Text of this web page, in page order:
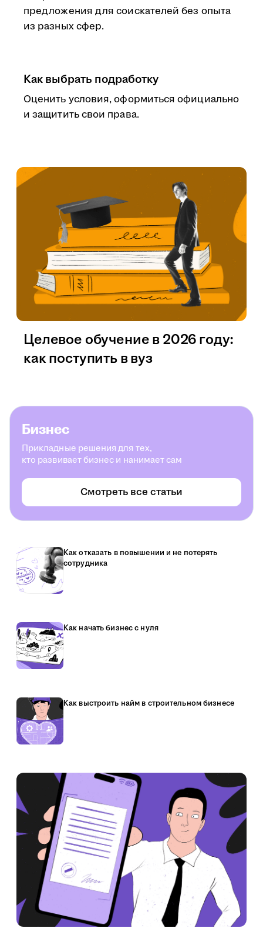
предложения для соискателей без опыта
из разных сфер.
Как выбрать подработку
Оценить условия, оформиться официально
и защитить свои права.
Целевое обучение в 2026 году:
как поступить в вуз
Бизнес
Прикладные решения для тех,
кто развивает бизнес и нанимает сам
Смотреть все статьи
Как отказать в повышении и не потерять
сотрудника
Как начать бизнес с нуля
Как выстроить найм в строительном бизнесе